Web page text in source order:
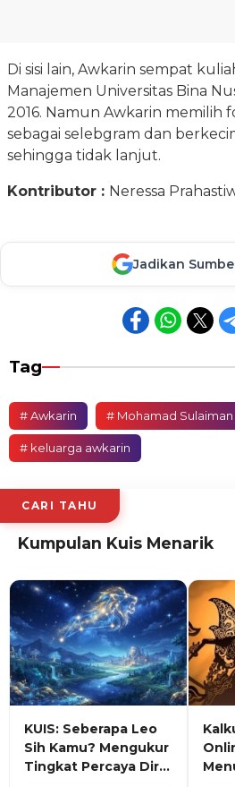
Di sisi lain, Awkarin sempat
Manajemen Universitas Bina
2016. Namun Awkarin memilih
sebagai selebgram dan
sehingga tidak lanjut.
Kontributor : Neressa
Jadikan
Tag
# Awkarin # Mohamad
# keluarga awkarin
CARI TAHU
Kumpulan Kuis Menarik
KUIS: Seberapa Leo
Sih Kamu? Mengukur
Tingkat Percaya Diri